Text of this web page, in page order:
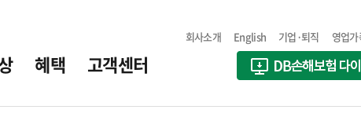
혜택 고객센터
회사소개 English 기업·퇴직 영업가